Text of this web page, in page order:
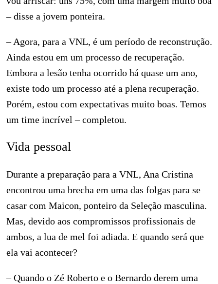
– disse a jovem ponteira.
– Agora, para a VNL, é um período de reconstrução.
Ainda estou em um processo de recuperação.
Embora a lesão tenha ocorrido há quase um ano,
existe todo um processo até a plena recuperação.
Porém, estou com expectativas muito boas. Temos
um time incrível – completou.
Vida pessoal
Durante a preparação para a VNL, Ana Cristina
encontrou uma brecha em uma das folgas para se
casar com Maicon, ponteiro da Seleção masculina.
Mas, devido aos compromissos profissionais de
ambos, a lua de mel foi adiada. E quando será que
ela vai acontecer?
– Quando o Zé Roberto e o Bernardo derem uma